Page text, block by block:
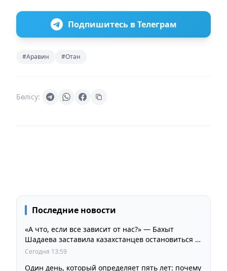
Подпишитесь в Телеграм
#Аравин #Отан
Бөлісу:
Последние новости
«А что, если все зависит от нас?» — Бахыт
Шадаева заставила казахстанцев остановиться и
задуматься
Сегодня 13:59
Один день, который определяет пять лет: почему